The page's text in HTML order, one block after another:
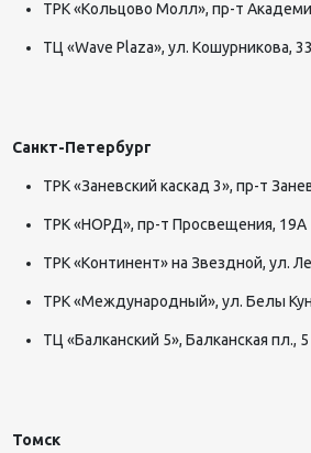
ТРК «Кольцово Молл», пр-т
ТЦ «Wave Plaza», ул. Кошурникова, 33
Санкт-Петербург
ТРК «Заневский каскад 3», пр-т
ТРК «НОРД», пр-т Просвещения, 19А
ТРК «Континент» на Звездной, ул.
ТРК «Международный», ул. Белы
ТЦ «Балканский 5», Балканская пл., 5
Томск